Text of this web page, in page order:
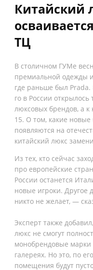
Китайский
ТЦ
В столичном ГУМе
премиальной одежды
где раньше был Prada.
го в России
люксовых брендов, а к
15. О том, какие
появляются на
китайский люкс
Из тех, кто сейчас
про европейские
России останется
новые игроки. Другое
никто не желает, —
Эксперт также
люкс не смогут
монобрендовые марки
галереях. Но это, по
помещения будут